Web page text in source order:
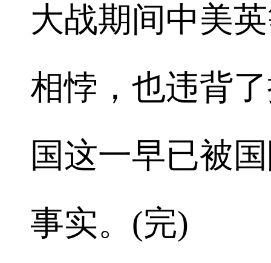
大战期间中美
相悖，也违背
国这一早已被
事实。(完)